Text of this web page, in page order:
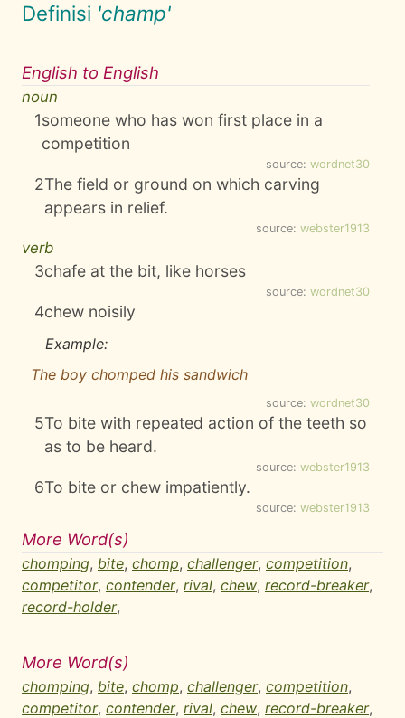
Definisi 'champ'
English to English
noun
1someone who has won first place in a
competition
source: wordnet30
2The field or ground on which carving
appears in relief.
source: webster1913
verb
3chafe at the bit, like horses
source: wordnet30
4chew noisily
Example:
The boy chomped his sandwich
source: wordnet30
5To bite with repeated action of the teeth so
as to be heard.
source: webster1913
6To bite or chew impatiently.
source: webster1913
More Word(s)
chomping, bite, chomp, challenger, competition,
competitor, contender, rival, chew, record-breaker,
record-holder,
More Word(s)
chomping, bite, chomp, challenger, competition,
competitor, contender, rival, chew, record-breaker,